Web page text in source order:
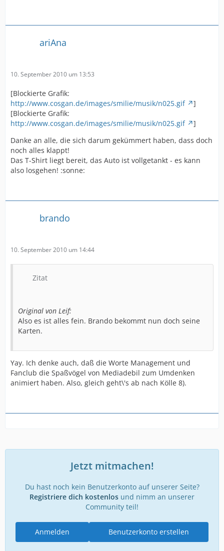
ariAna
10. September 2010 um 13:53
[Blockierte Grafik:
http://www.cosgan.de/images/smilie/musik/n025.gif
]
[Blockierte Grafik:
http://www.cosgan.de/images/smilie/musik/n025.gif
]
Danke an alle, die sich darum gekümmert haben, dass doch
noch alles klappt!
Das T-Shirt liegt bereit, das Auto ist vollgetankt - es kann
also losgehen! :sonne:
brando
10. September 2010 um 14:44
Zitat
Original von Leif:
Also es ist alles fein. Brando bekommt nun doch seine
Karten.
Yay. Ich denke auch, daß die Worte Management und
Fanclub die Spaßvögel von Mediadebil zum Umdenken
animiert haben. Also, gleich geht\'s ab nach Kölle 8).
Jetzt mitmachen!
Du hast noch kein Benutzerkonto auf unserer Seite?
Registriere dich kostenlos und nimm an unserer
Community teil!
Benutzerkonto erstellen
Anmelden